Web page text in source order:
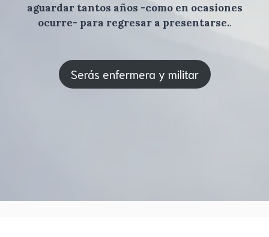
aguardar tantos años -como en ocasiones
ocurre- para regresar a presentarse..
Serás enfermera y militar